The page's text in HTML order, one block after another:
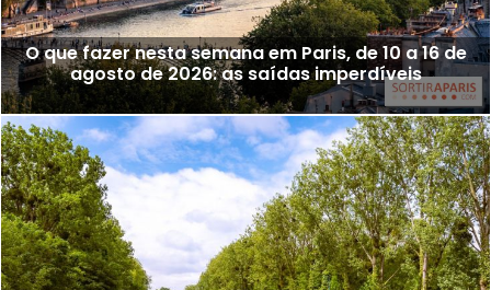
O que fazer nesta semana em Paris, de 10 a 16 de
agosto de 2026: as saídas imperdíveis